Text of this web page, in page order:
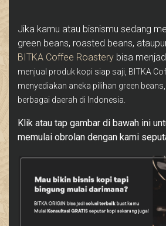
Jika kamu atau bisnismu sedang
green beans, roasted beans,
BITKA Coffee Roastery bisa
menjual produk kopi siap saji, BITKA
menyediakan aneka pilihan green
berbagai daerah di Indonesia.
Klik atau tap gambar di bawah ini
memulai obrolan dengan kami